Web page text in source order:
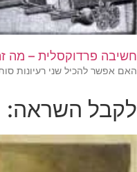
חשיבה פרדוקסלית – מה
האם אפשר להכיל שני רעיונות
לקבל השראה: